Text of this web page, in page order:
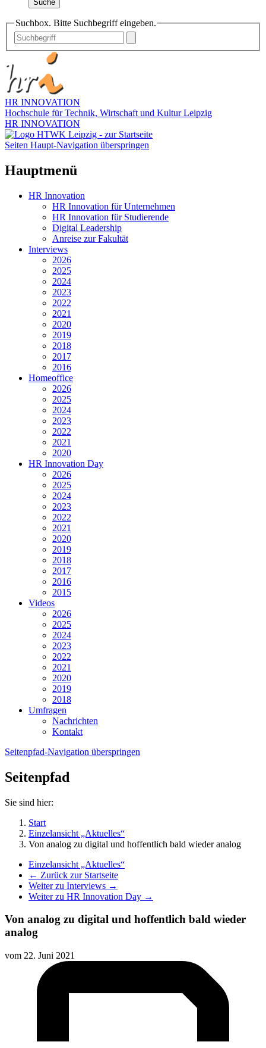
Suche
Suchbox. Bitte Suchbegriff eingeben.
HR INNOVATION
Hochschule für Technik, Wirtschaft und Kultur Leipzig
HR INNOVATION
Seiten Haupt-Navigation überspringen
Hauptmenü
HR Innovation
HR Innovation für Unternehmen
HR Innovation für Studierende
Digital Leadership
Anreise zur Fakultät
Interviews
2026
2025
2024
2023
2022
2021
2020
2019
2018
2017
2016
Homeoffice
2026
2025
2024
2023
2022
2021
2020
HR Innovation Day
2026
2025
2024
2023
2022
2021
2020
2019
2018
2017
2016
2015
Videos
2026
2025
2024
2023
2022
2021
2020
2019
2018
Umfragen
Nachrichten
Kontakt
Seitenpfad-Navigation überspringen
Seitenpfad
Sie sind hier:
Start
Einzelansicht „Aktuelles“
Von analog zu digital und hoffentlich bald wieder analog
Einzelansicht „Aktuelles“
← Zurück zur Startseite
Weiter zu Interviews →
Weiter zu HR Innovation Day →
Von analog zu digital und hoffentlich bald wieder
analog
vom 22. Juni 2021